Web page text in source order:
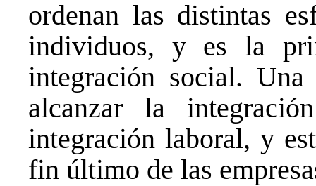
ordenan las distintas
individuos, y es la
integración social.
alcanzar la
integración laboral, y
fin último de las